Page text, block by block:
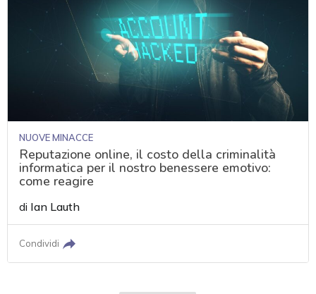
NUOVE MINACCE
Reputazione online, il costo della criminalità
informatica per il nostro benessere emotivo:
come reagire
di Ian Lauth
Condividi